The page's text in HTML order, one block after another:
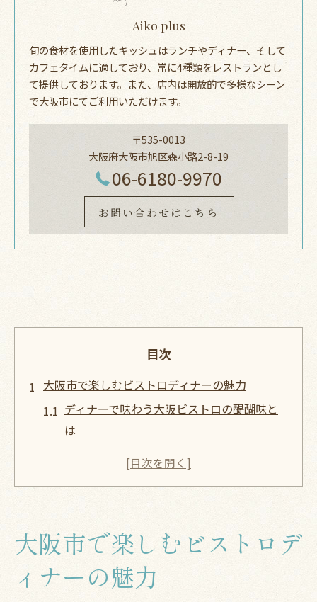
Aiko plus
旬の食材を使用したキッシュはランチやディナー、そして
カフェタイムに適しており、常に4種類をレストランとし
て提供しております。また、店内は開放的で多様なシーン
で大阪市にてご利用いただけます。
〒535-0013
大阪府大阪市旭区森小路2-8-19
06-6180-9970
お問い合わせはこちら
目次
大阪市で楽しむビストロディナーの魅力
ディナーで味わう大阪ビストロの醍醐味と
は
カジュアルに楽しめるビストロディナーの
ビストロディナーが女性に人気の理由を解
大阪ビストロディナーで外せないポイント
ビストロディナー選びが大阪市で叶える贅
大阪市で楽しむビストロデ
ィナーの魅力